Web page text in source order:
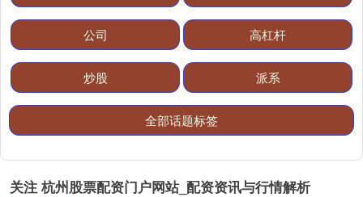
7807.20 +93.80
公司 高杠杆
炒股 派系
全部话题标签
关注 杭州股票配资门户网站_配资资讯与行情解析